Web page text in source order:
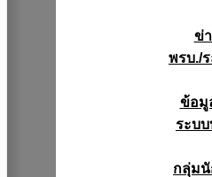
ข่
พรบ./
ข้อมู
ระบ
กลุ่มนั